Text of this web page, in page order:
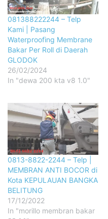
081388222244 – Telp
Kami | Pasang
Waterproofing Membrane
Bakar Per Roll di Daerah
GLODOK
26/02/2024
In "dewa 200 kta v8 1.0"
0813-8822-2244 – Telp |
MEMBRAN ANTI BOCOR di
Kota KEPULAUAN BANGKA
BELITUNG
17/12/2022
In "morillo membran bakar